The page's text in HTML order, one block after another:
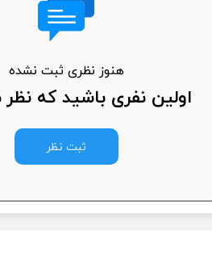
هنوز نظری ثبت نشده
اولین نفری باشید که
ثبت نظر